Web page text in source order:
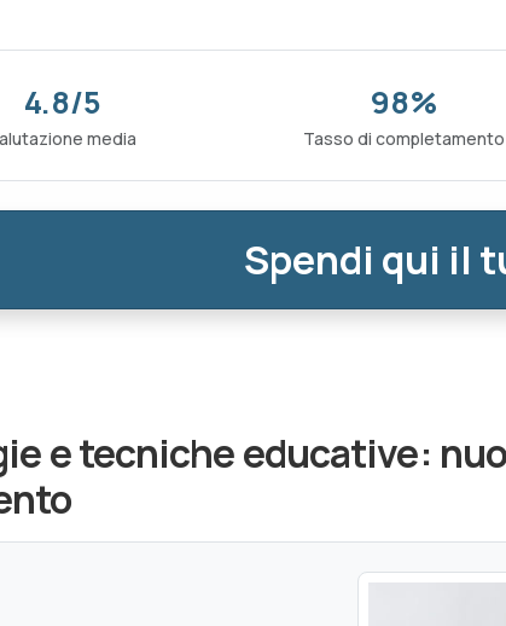
4.8/5
media
98%
Tasso di completamento
Spendi qui il
e tecniche educative: